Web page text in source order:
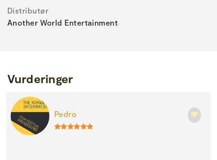
Distributør
Another World Entertainment
Vurderinger
Pedro